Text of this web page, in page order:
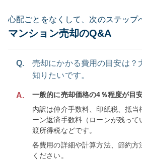
心配ごとをなくして、次のステップ
マンション売却のQ&A
Q.
売却にかかる費用の目安は？
知りたいです。
A.
一般的に売却価格の4％程度が目安
内訳は仲介手数料、印紙税、抵当
ーン返済手数料（ローンが残って
渡所得税などです。
各費用の詳細や計算方法、節約方
ください。